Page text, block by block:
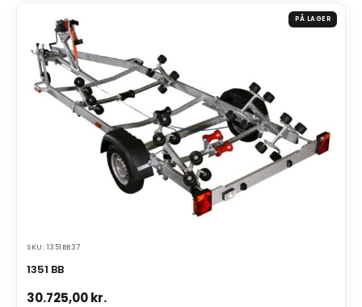
PÅ LAGER
SKU: 1351BB37
1351 BB
30.725,00kr.